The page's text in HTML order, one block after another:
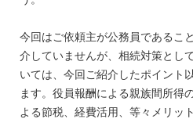
今回はご依頼主が公務員であるこ
介していませんが、相続対策とし
いては、今回ご紹介したポイント
ます。役員報酬による親族間所得
よる節税、経費活用、等々メリッ